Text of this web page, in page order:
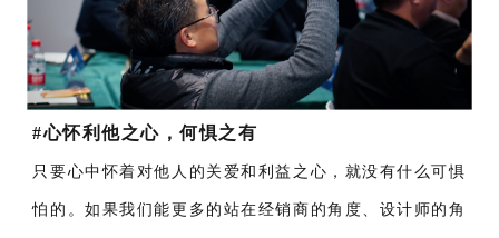
#心怀利他之心，何惧之有
只要心中怀着对他人的关爱和利益之心，就没有什么可惧
怕的。如果我们能更多的站在经销商的角度、设计师的角